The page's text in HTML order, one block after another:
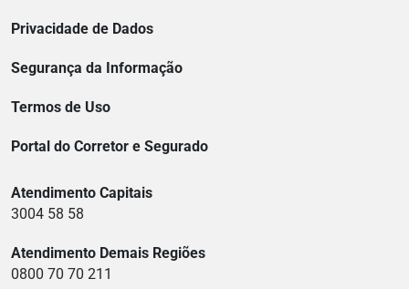
Privacidade de Dados
Segurança da Informação
Termos de Uso
Portal do Corretor e Segurado
Atendimento Capitais
3004 58 58
Atendimento Demais Regiões
0800 70 70 211